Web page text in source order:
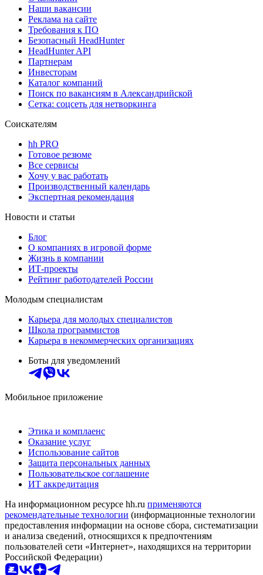
Наши вакансии
Реклама на сайте
Требования к ПО
Безопасный HeadHunter
HeadHunter API
Партнерам
Инвесторам
Каталог компаний
Поиск по вакансиям в Александрийской
Сетка: соцсеть для нетворкинга
Соискателям
hh PRO
Готовое резюме
Все сервисы
Хочу у вас работать
Производственный календарь
Экспертная рекомендация
Новости и статьи
Блог
О компаниях в игровой форме
Жизнь в компании
ИТ-проекты
Рейтинг работодателей России
Молодым специалистам
Карьера для молодых специалистов
Школа программистов
Карьера в некоммерческих организациях
Боты для уведомлений
Мобильное приложение
Этика и комплаенс
Оказание услуг
Использование сайтов
Защита персональных данных
Пользовательское соглашение
ИТ аккредитация
На информационном ресурсе hh.ru применяются
рекомендательные технологии (информационные технологии
предоставления информации на основе сбора, систематизации
и анализа сведений, относящихся к предпочтениям
пользователей сети «Интернет», находящихся на территории
Российской Федерации)